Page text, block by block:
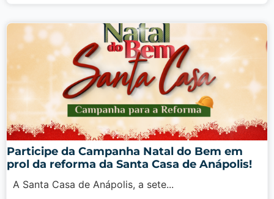
Participe da Campanha Natal do Bem em
prol da reforma da Santa Casa de Anápolis!
A Santa Casa de Anápolis, a sete...